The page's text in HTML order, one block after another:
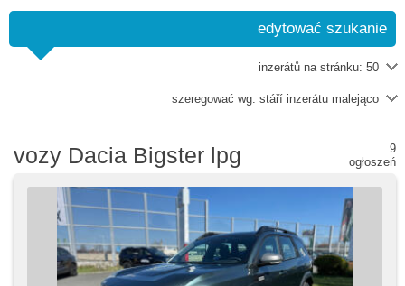
edytować szukanie
inzerátů na stránku: 50
szeregować wg: stáří inzerátu malejąco
vozy Dacia Bigster lpg
9
ogłoszeń